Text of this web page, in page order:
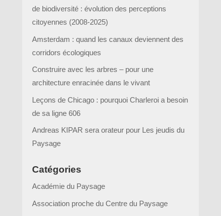
de biodiversité : évolution des perceptions
citoyennes (2008-2025)
Amsterdam : quand les canaux deviennent des
corridors écologiques
Construire avec les arbres – pour une
architecture enracinée dans le vivant
Leçons de Chicago : pourquoi Charleroi a besoin
de sa ligne 606
Andreas KIPAR sera orateur pour Les jeudis du
Paysage
Catégories
Académie du Paysage
Association proche du Centre du Paysage